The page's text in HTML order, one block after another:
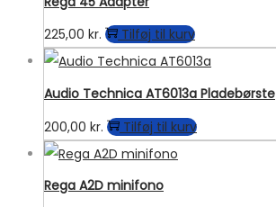
225,00 kr. Tilføj til kurv
Audio Technica AT6013a Pladebørste
200,00 kr. Tilføj til kurv
Rega A2D minifono